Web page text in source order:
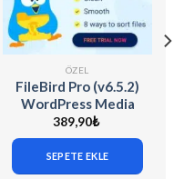
ÖZEL
FileBird Pro (v6.5.2)
WordPress Media
Library Folders
389,90₺
SEPETE EKLE